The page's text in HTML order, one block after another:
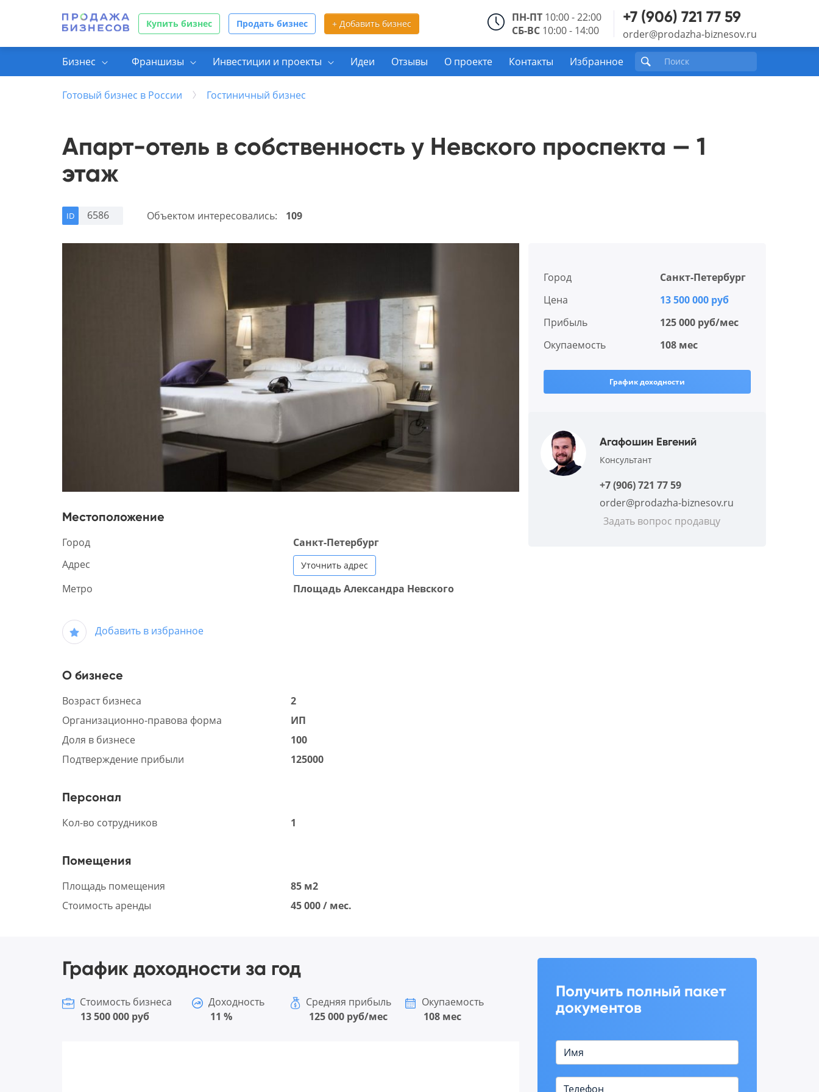
Купить бизнес Продать бизнес + Добавить бизнес ПН-ПТ 10:00 - 22:00
СБ-ВС 10:00 - 14:00
+7 (906) 721 77 59
order@prodazha-biznesov.ru
Бизнес Франшизы Инвестиции и проекты Идеи Отзывы О проекте Контакты Избранное
Готовый бизнес в России Гостиничный бизнес
Апарт-отель в собственность у Невского проспекта — 1
этаж
ID 6586 Объектом интересовались: 109
Местоположение
Город
Санкт-Петербург
Адрес
Уточнить адрес
Метро Площадь Александра Невского
Добавить в избранное
О бизнесе
Возраст бизнеса
2
Организационно-правова форма
ИП
Доля в бизнесе
100
Подтверждение прибыли
125000
Персонал
Кол-во сотрудников 1
Помещения
Площадь помещения
85 м2
Стоимость аренды
45 000 / мес.
Город
Санкт-Петербург
Цена
13 500 000 руб
Прибыль
125 000 руб/мес
Окупаемость
108 мес
График доходности
Агафошин Евгений
Консультант
+7 (906) 721 77 59
order@prodazha-biznesov.ru
Задать вопрос продавцу
График доходности за год
Стоимость бизнеса
13 500 000 руб
Доходность
11 %
Средняя прибыль
125 000 руб/мес
Окупаемость
108 мес
Получить полный пакет
документов